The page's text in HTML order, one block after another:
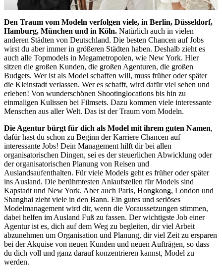
Den Traum vom Modeln verfolgen viele, in Berlin, Düsseldorf,
Hamburg, München und in Köln. Natürlich auch in vielen
anderen Städten von Deutschland. Die besten Chancen auf Jobs
wirst du aber immer in größeren Städten haben. Deshalb zieht es
auch alle Topmodels in Megametropolen, wie New York. Hier
sitzen die großen Kunden, die großen Agenturen, die großen
Budgets. Wer ist als Model schaffen will, muss früher oder später
die Kleinstadt verlassen. Wer es schafft, wird dafür viel sehen und
erleben! Von wunderschönen Shootinglocations bis hin zu
einmaligen Kulissen bei Filmsets. Dazu kommen viele interessante
Menschen aus aller Welt. Das ist der Traum vom Modeln.
Die Agentur bürgt für dich als Model mit ihrem guten Namen,
dafür hast du schon zu Beginn der Karriere Chancen auf
interessante Jobs! Dein Management hilft dir bei allen
organisatorischen Dingen, sei es der steuerlichen Abwicklung oder
der organisatorischen Planung von Reisen und
Auslandsaufenthalten. Für viele Models geht es früher oder später
ins Ausland. Die berühmtesten Anlaufstellen für Models sind
Kapstadt und New York. Aber auch Paris, Hongkong, London und
Shanghai zieht viele in den Bann. Ein gutes und seriöses
Modelmanagement wird dir, wenn die Voraussetzungen stimmen,
dabei helfen im Ausland Fuß zu fassen. Der wichtigste Job einer
Agentur ist es, dich auf dem Weg zu begleiten, dir viel Arbeit
abzunehmen um Organisation und Planung, dir viel Zeit zu ersparen
bei der Akquise von neuen Kunden und neuen Aufträgen, so dass
du dich voll und ganz darauf konzentrieren kannst, Model zu
werden.